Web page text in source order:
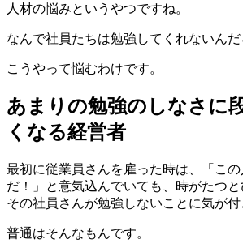
人材の悩みというやつですね。
なんで社員たちは勉強してくれないんだ
こうやって悩むわけです。
あまりの勉強のしなさに
くなる経営者
最初に従業員さんを雇った時は、「こ
だ！」と意気込んでいても、時がたつ
その社員さんが勉強しないことに気が付
普通はそんなもんです。